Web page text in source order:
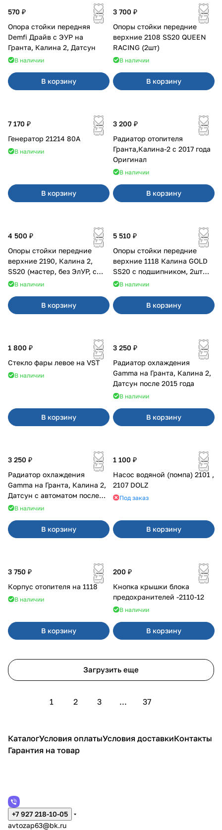
570 ₽
Опора стойки передняя
Demfi Драйв с ЭУР на
Гранта, Калина 2, Датсун
В наличии
В корзину
3 700 ₽
Опоры стойки передние
верхние 2108 SS20 QUEEN
RACING (2шт)
В наличии
В корзину
7 170 ₽
Генератор 21214 80А
В наличии
В корзину
3 200 ₽
Радиатор отопителя
Гранта,Калина-2 с 2017 года
Оригинал
В наличии
В корзину
4 500 ₽
Опоры стойки передние
верхние 2190, Калина 2,
SS20 (мастер, без ЭлУР, с
подшипником) 2шт 10122
В наличии
В корзину
5 510 ₽
Опоры стойки передние
верхние 1118 Калина GOLD
SS20 с подшипником, 2шт
10115
В наличии
В корзину
1 800 ₽
Стекло фары левое на VST
В наличии
В корзину
3 250 ₽
Радиатор охлаждения
Gamma на Гранта, Калина 2,
Датсун после 2015 года
В наличии
В корзину
3 250 ₽
Радиатор охлаждения
Gamma на Гранта, Калина 2,
Датсун с автоматом после
2015 года
В наличии
В корзину
1 100 ₽
Насос водяной (помпа) 2101 ,
2107 DOLZ
Под заказ
В корзину
3 750 ₽
Корпус отопителя на 1118
В наличии
В корзину
200 ₽
Кнопка крышки блока
предохранителей -2110-12
В наличии
В корзину
Загрузить еще
1 2 3 ... 37
КаталогУсловия оплатыУсловия доставкиКонтакты
Гарантия на товар
+7 927 218-10-05
avtozap63@bk.ru